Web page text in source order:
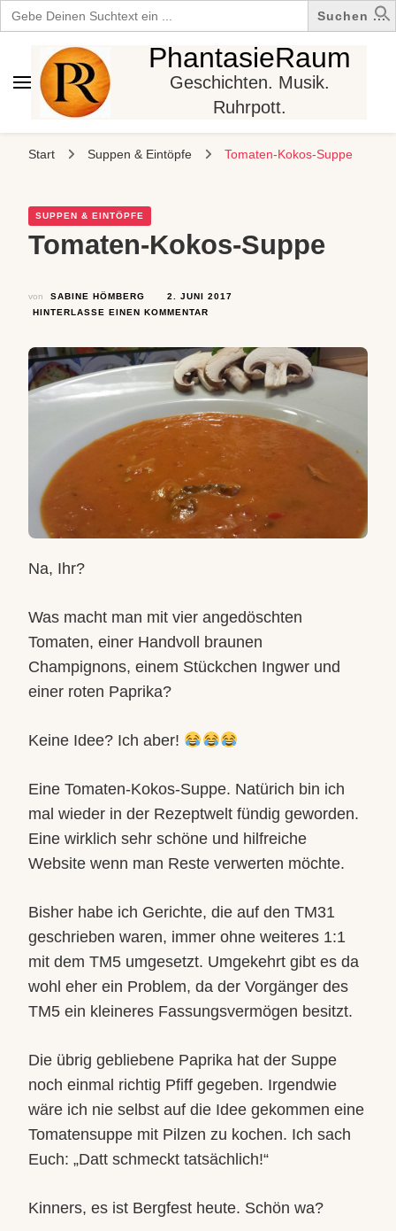
Search
for:
PhantasieRaum
Geschichten. Musik.
Ruhrpott.
Start Suppen & Eintöpfe Tomaten-Kokos-Suppe
SUPPEN & EINTÖPFE
Tomaten-Kokos-Suppe
von SABINE HÖMBERG
2. JUNI 2017
HINTERLASSE EINEN KOMMENTAR
SUPPE
Na, Ihr?
Was macht man mit vier angedöschten
Tomaten, einer Handvoll braunen
Champignons, einem Stückchen Ingwer und
einer roten Paprika?
Keine Idee? Ich aber!
Eine Tomaten-Kokos-Suppe. Natürich bin ich
mal wieder in der Rezeptwelt fündig geworden.
Eine wirklich sehr schöne und hilfreiche
Website wenn man Reste verwerten möchte.
Bisher habe ich Gerichte, die auf den TM31
geschrieben waren, immer ohne weiteres 1:1
mit dem TM5 umgesetzt. Umgekehrt gibt es da
wohl eher ein Problem, da der Vorgänger des
TM5 ein kleineres Fassungsvermögen besitzt.
Die übrig gebliebene Paprika hat der Suppe
noch einmal richtig Pfiff gegeben. Irgendwie
wäre ich nie selbst auf die Idee gekommen eine
Tomatensuppe mit Pilzen zu kochen. Ich sach
Euch: „Datt schmeckt tatsächlich!“
Kinners, es ist Bergfest heute. Schön wa?